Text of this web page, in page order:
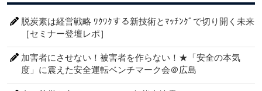
脱炭素は経営戦略 ﾜｸﾜｸする新技術とﾏｯﾁﾝｸﾞで切り開く未来
［セミナー登壇レポ］
加害者にさせない！被害者を作らない！★「安全の本気
度」に震えた安全運転ベンチマーク会＠広島